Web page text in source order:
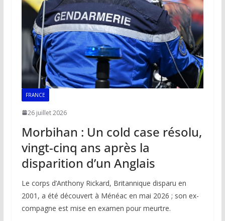
FRANCE
26 juillet 2026
Morbihan : Un cold case résolu,
vingt-cinq ans après la
disparition d’un Anglais
Le corps d’Anthony Rickard, Britannique disparu en
2001, a été découvert à Ménéac en mai 2026 ; son ex-
compagne est mise en examen pour meurtre.